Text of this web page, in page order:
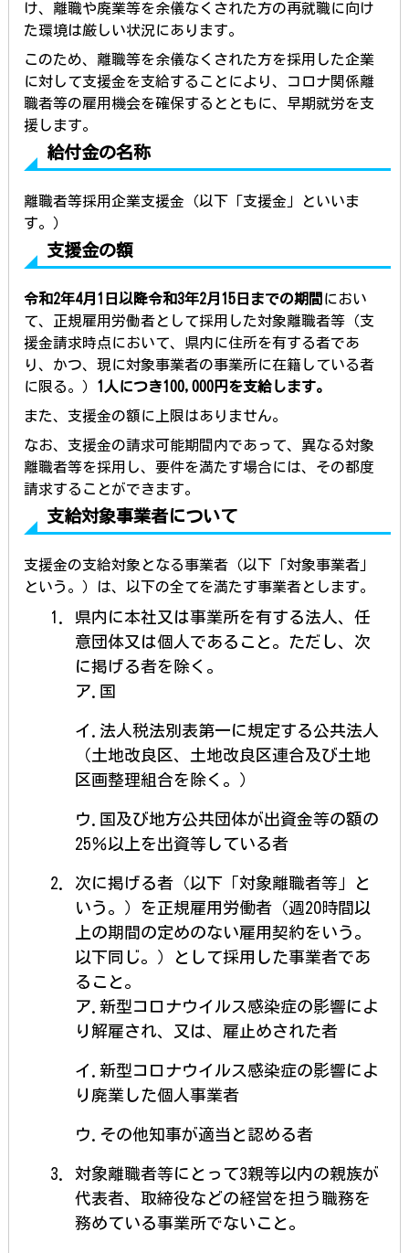
け、離職や廃業等を余儀なくされた方の再就職に向け
た環境は厳しい状況にあります。
このため、離職等を余儀なくされた方を採用した企業
に対して支援金を支給することにより、コロナ関係離
職者等の雇用機会を確保するとともに、早期就労を支
援します。
給付金の名称
離職者等採用企業支援金（以下「支援金」といいま
す。）
支援金の額
令和2年4月1日以降令和3年2月15日までの期間 におい
て、正規雇用労働者として採用した対象離職者等（支
援金請求時点において、県内に住所を有する者であ
り、かつ、現に対象事業者の事業所に在籍している者
に限る。） 1人につき100,000円を支給します。
また、支援金の額に上限はありません。
なお、支援金の請求可能期間内であって、異なる対象
離職者等を採用し、要件を満たす場合には、その都度
請求することができます。
支給対象事業者について
支援金の支給対象となる事業者（以下「対象事業者」
という。）は、以下の全てを満たす事業者とします。
県内に本社又は事業所を有する法人、任
意団体又は個人であること。ただし、次
に掲げる者を除く。
ア.国
イ.法人税法別表第一に規定する公共法人
（土地改良区、土地改良区連合及び土地
区画整理組合を除く。）
ウ.国及び地方公共団体が出資金等の額の
25％以上を出資等している者
次に掲げる者（以下「対象離職者等」と
いう。）を正規雇用労働者（週20時間以
上の期間の定めのない雇用契約をいう。
以下同じ。）として採用した事業者であ
ること。
ア.新型コロナウイルス感染症の影響によ
り解雇され、又は、雇止めされた者
イ.新型コロナウイルス感染症の影響によ
り廃業した個人事業者
ウ.その他知事が適当と認める者
対象離職者等にとって3親等以内の親族が
代表者、取締役などの経営を担う職務を
務めている事業所でないこと。